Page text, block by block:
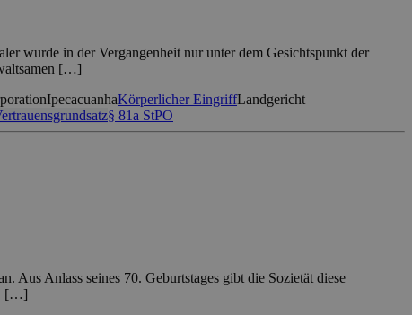
wurde in der Vergangenheit nur unter dem Gesichtspunkt der
[…]
IpecacuanhaKörperlicher EingriffLandgericht
§ 81a StPO
Aus Anlass seines 70. Geburtstages gibt die Sozietät diese
[…]